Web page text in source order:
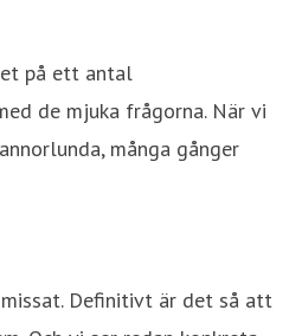
på ett antal
de mjuka frågorna. När vi
många gånger
Definitivt är det så att